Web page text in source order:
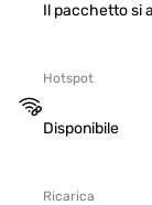
Il pacchetto si
Hotspot
Disponibile
Ricarica